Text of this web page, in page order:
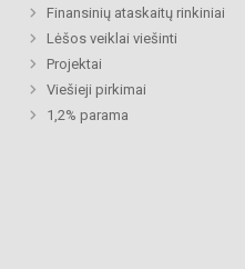
Finansinių ataskaitų rinkiniai
Lėšos veiklai viešinti
Projektai
Viešieji pirkimai
1,2% parama